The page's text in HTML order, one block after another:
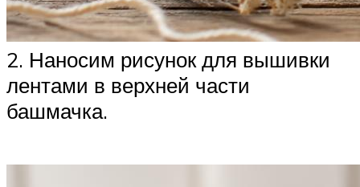
2. Наносим рисунок для вышивки
лентами в верхней части
башмачка.